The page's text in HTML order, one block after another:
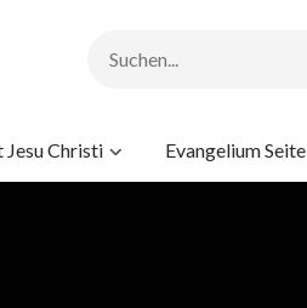
Christi Evangelium Seite